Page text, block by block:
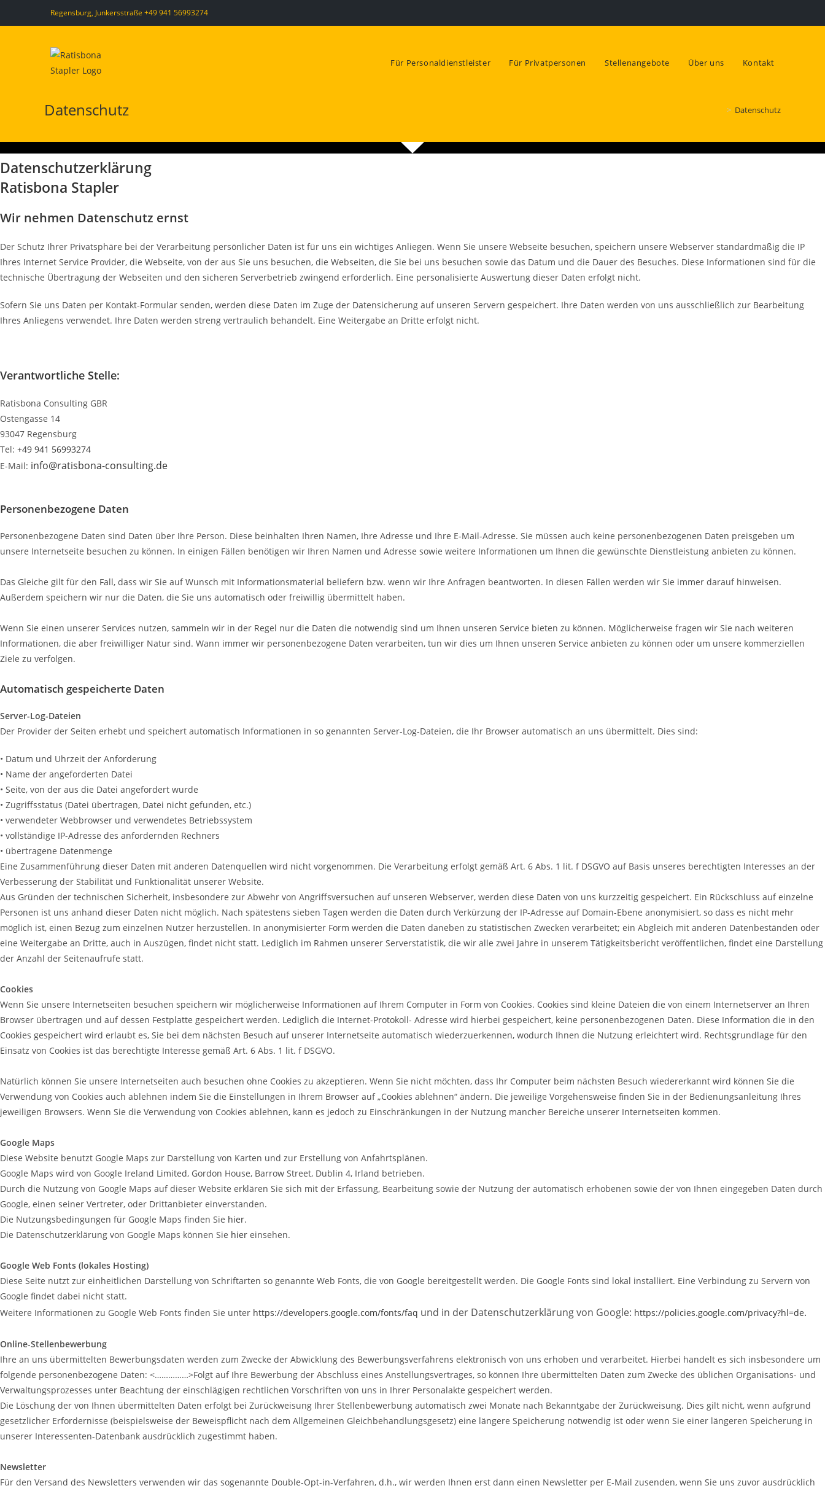
Regensburg, Junkersstraße +49 941 56993274
Für Personaldienstleister Für Privatpersonen Stellenangebote Über uns Kontakt
Datenschutz > Datenschutz
Datenschutzerklärung
Ratisbona Stapler
Wir nehmen Datenschutz ernst
Der Schutz Ihrer Privatsphäre bei der Verarbeitung persönlicher Daten ist für uns ein wichtiges Anliegen. Wenn Sie unsere Webseite besuchen, speichern unsere Webserver standardmäßig die IP
Ihres Internet Service Provider, die Webseite, von der aus Sie uns besuchen, die Webseiten, die Sie bei uns besuchen sowie das Datum und die Dauer des Besuches. Diese Informationen sind für die
technische Übertragung der Webseiten und den sicheren Serverbetrieb zwingend erforderlich. Eine personalisierte Auswertung dieser Daten erfolgt nicht.
Sofern Sie uns Daten per Kontakt-Formular senden, werden diese Daten im Zuge der Datensicherung auf unseren Servern gespeichert. Ihre Daten werden von uns ausschließlich zur Bearbeitung
Ihres Anliegens verwendet. Ihre Daten werden streng vertraulich behandelt. Eine Weitergabe an Dritte erfolgt nicht.
Verantwortliche Stelle:
Ratisbona Consulting GBR
Ostengasse 14
93047 Regensburg
Tel: +49 941 56993274‬
E-Mail: info@ratisbona-consulting.de
Personenbezogene Daten
Personenbezogene Daten sind Daten über Ihre Person. Diese beinhalten Ihren Namen, Ihre Adresse und Ihre E-Mail-Adresse. Sie müssen auch keine personenbezogenen Daten preisgeben um
unsere Internetseite besuchen zu können. In einigen Fällen benötigen wir Ihren Namen und Adresse sowie weitere Informationen um Ihnen die gewünschte Dienstleistung anbieten zu können.
Das Gleiche gilt für den Fall, dass wir Sie auf Wunsch mit Informationsmaterial beliefern bzw. wenn wir Ihre Anfragen beantworten. In diesen Fällen werden wir Sie immer darauf hinweisen.
Außerdem speichern wir nur die Daten, die Sie uns automatisch oder freiwillig übermittelt haben.
Wenn Sie einen unserer Services nutzen, sammeln wir in der Regel nur die Daten die notwendig sind um Ihnen unseren Service bieten zu können. Möglicherweise fragen wir Sie nach weiteren
Informationen, die aber freiwilliger Natur sind. Wann immer wir personenbezogene Daten verarbeiten, tun wir dies um Ihnen unseren Service anbieten zu können oder um unsere kommerziellen
Ziele zu verfolgen.
Automatisch gespeicherte Daten
Server-Log-Dateien
Der Provider der Seiten erhebt und speichert automatisch Informationen in so genannten Server-Log-Dateien, die Ihr Browser automatisch an uns übermittelt. Dies sind:
• Datum und Uhrzeit der Anforderung
• Name der angeforderten Datei
• Seite, von der aus die Datei angefordert wurde
• Zugriffsstatus (Datei übertragen, Datei nicht gefunden, etc.)
• verwendeter Webbrowser und verwendetes Betriebssystem
• vollständige IP-Adresse des anfordernden Rechners
• übertragene Datenmenge
Eine Zusammenführung dieser Daten mit anderen Datenquellen wird nicht vorgenommen. Die Verarbeitung erfolgt gemäß Art. 6 Abs. 1 lit. f DSGVO auf Basis unseres berechtigten Interesses an der
Verbesserung der Stabilität und Funktionalität unserer Website.
Aus Gründen der technischen Sicherheit, insbesondere zur Abwehr von Angriffsversuchen auf unseren Webserver, werden diese Daten von uns kurzzeitig gespeichert. Ein Rückschluss auf einzelne
Personen ist uns anhand dieser Daten nicht möglich. Nach spätestens sieben Tagen werden die Daten durch Verkürzung der IP-Adresse auf Domain-Ebene anonymisiert, so dass es nicht mehr
möglich ist, einen Bezug zum einzelnen Nutzer herzustellen. In anonymisierter Form werden die Daten daneben zu statistischen Zwecken verarbeitet; ein Abgleich mit anderen Datenbeständen oder
eine Weitergabe an Dritte, auch in Auszügen, findet nicht statt. Lediglich im Rahmen unserer Serverstatistik, die wir alle zwei Jahre in unserem Tätigkeitsbericht veröffentlichen, findet eine Darstellung
der Anzahl der Seitenaufrufe statt.
Cookies
Wenn Sie unsere Internetseiten besuchen speichern wir möglicherweise Informationen auf Ihrem Computer in Form von Cookies. Cookies sind kleine Dateien die von einem Internetserver an Ihren
Browser übertragen und auf dessen Festplatte gespeichert werden. Lediglich die Internet-Protokoll- Adresse wird hierbei gespeichert, keine personenbezogenen Daten. Diese Information die in den
Cookies gespeichert wird erlaubt es, Sie bei dem nächsten Besuch auf unserer Internetseite automatisch wiederzuerkennen, wodurch Ihnen die Nutzung erleichtert wird. Rechtsgrundlage für den
Einsatz von Cookies ist das berechtigte Interesse gemäß Art. 6 Abs. 1 lit. f DSGVO.
Natürlich können Sie unsere Internetseiten auch besuchen ohne Cookies zu akzeptieren. Wenn Sie nicht möchten, dass Ihr Computer beim nächsten Besuch wiedererkannt wird können Sie die
Verwendung von Cookies auch ablehnen indem Sie die Einstellungen in Ihrem Browser auf „Cookies ablehnen“ ändern. Die jeweilige Vorgehensweise finden Sie in der Bedienungsanleitung Ihres
jeweiligen Browsers. Wenn Sie die Verwendung von Cookies ablehnen, kann es jedoch zu Einschränkungen in der Nutzung mancher Bereiche unserer Internetseiten kommen.
Google Maps
Diese Website benutzt Google Maps zur Darstellung von Karten und zur Erstellung von Anfahrtsplänen.
Google Maps wird von Google Ireland Limited, Gordon House, Barrow Street, Dublin 4, Irland betrieben.
Durch die Nutzung von Google Maps auf dieser Website erklären Sie sich mit der Erfassung, Bearbeitung sowie der Nutzung der automatisch erhobenen sowie der von Ihnen eingegeben Daten durch
Google, einen seiner Vertreter, oder Drittanbieter einverstanden.
Die Nutzungsbedingungen für Google Maps finden Sie hier.
Die Datenschutzerklärung von Google Maps können Sie hier einsehen.
Google Web Fonts (lokales Hosting)
Diese Seite nutzt zur einheitlichen Darstellung von Schriftarten so genannte Web Fonts, die von Google bereitgestellt werden. Die Google Fonts sind lokal installiert. Eine Verbindung zu Servern von
Google findet dabei nicht statt.
Weitere Informationen zu Google Web Fonts finden Sie unter https://developers.google.com/fonts/faq und in der Datenschutzerklärung von Google: https://policies.google.com/privacy?hl=de.
Online-Stellenbewerbung
Ihre an uns übermittelten Bewerbungsdaten werden zum Zwecke der Abwicklung des Bewerbungsverfahrens elektronisch von uns erhoben und verarbeitet. Hierbei handelt es sich insbesondere um
folgende personenbezogene Daten: <……………>Folgt auf Ihre Bewerbung der Abschluss eines Anstellungsvertrages, so können Ihre übermittelten Daten zum Zwecke des üblichen Organisations- und
Verwaltungsprozesses unter Beachtung der einschlägigen rechtlichen Vorschriften von uns in Ihrer Personalakte gespeichert werden.
Die Löschung der von Ihnen übermittelten Daten erfolgt bei Zurückweisung Ihrer Stellenbewerbung automatisch zwei Monate nach Bekanntgabe der Zurückweisung. Dies gilt nicht, wenn aufgrund
gesetzlicher Erfordernisse (beispielsweise der Beweispflicht nach dem Allgemeinen Gleichbehandlungsgesetz) eine längere Speicherung notwendig ist oder wenn Sie einer längeren Speicherung in
unserer Interessenten-Datenbank ausdrücklich zugestimmt haben.
Newsletter
Für den Versand des Newsletters verwenden wir das sogenannte Double-Opt-in-Verfahren, d.h., wir werden Ihnen erst dann einen Newsletter per E-Mail zusenden, wenn Sie uns zuvor ausdrücklich